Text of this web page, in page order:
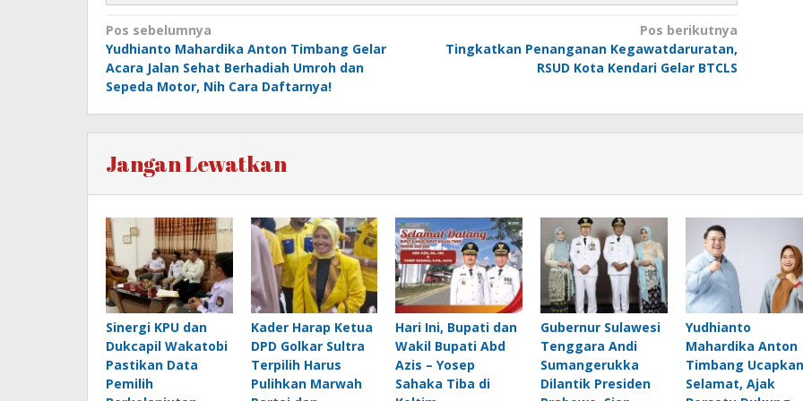
Navigasi
pos
Pos sebelumnya
Yudhianto Mahardika Anton Timbang Gelar
Acara Jalan Sehat Berhadiah Umroh dan
Sepeda Motor, Nih Cara Daftarnya!
Pos berikutnya
Tingkatkan Penanganan Kegawatdaruratan,
RSUD Kota Kendari Gelar BTCLS
Jangan Lewatkan
Sinergi KPU dan
Dukcapil Wakatobi
Pastikan Data
Pemilih
Kader Harap Ketua
DPD Golkar Sultra
Terpilih Harus
Pulihkan Marwah
Hari Ini, Bupati dan
Wakil Bupati Abd
Azis – Yosep
Sahaka Tiba di
Gubernur Sulawesi
Tenggara Andi
Sumangerukka
Dilantik Presiden
Yudhianto
Mahardika Anton
Timbang Ucapkan
Selamat, Ajak